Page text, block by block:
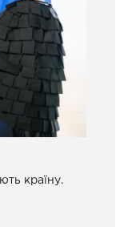
країну.